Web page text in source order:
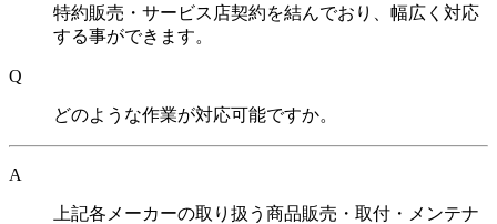
特約販売・サービス店契約を結んでおり、幅広く対応
する事ができます。
Q
どのような作業が対応可能ですか。
A
上記各メーカーの取り扱う商品販売・取付・メンテナ